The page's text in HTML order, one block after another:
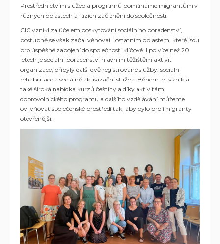
Prostřednictvím služeb a programů pomáháme migrantům v
různých oblastech a fázích začlenění do společnosti.
CIC vznikl za účelem poskytování sociálního poradenství,
postupně se však začal věnovat i ostatním oblastem, které jsou
pro úspěšné zapojení do společnosti klíčové. I po více než 20
letech je sociální poradenství hlavním těžištěm aktivit
organizace, přibyly další dvě registrované služby: sociální
rehabilitace a sociálně aktivizační služba. Během let vznikla
také široká nabídka kurzů češtiny a díky aktivitám
dobrovolnického programu a dalšího vzdělávání můžeme
ovlivňovat společenské prostředí tak, aby bylo pro imigranty
otevřenější.